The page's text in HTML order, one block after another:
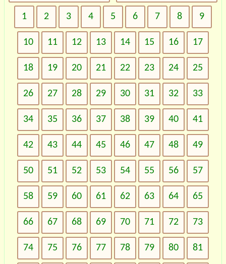
1 2 3 4 5 6 7 8 9
10 11 12 13 14 15 16 17
18 19 20 21 22 23 24 25
26 27 28 29 30 31 32 33
34 35 36 37 38 39 40 41
42 43 44 45 46 47 48 49
50 51 52 53 54 55 56 57
58 59 60 61 62 63 64 65
66 67 68 69 70 71 72 73
74 75 76 77 78 79 80 81